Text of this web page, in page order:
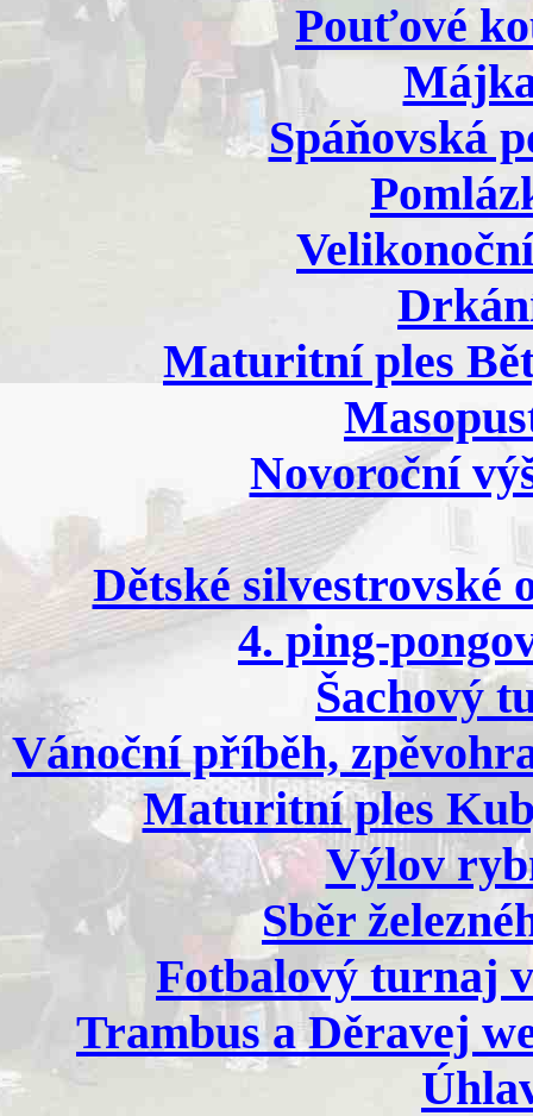
Pouťové
Spáňovská
Maturitní ples
Novoroční
Dětské silvestrovské
4. ping-
Šachový
Vánoční příběh,
Maturitní ples
Výlov
Sběr
Fotbalový turnaj
Trambus a Děravej